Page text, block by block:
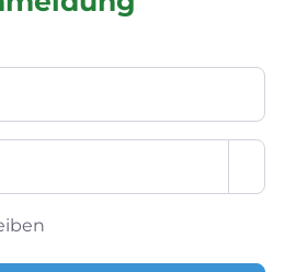
E-Mail-Adresse